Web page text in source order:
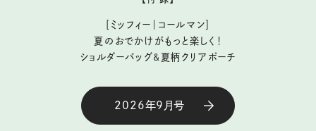
［ミッフィー｜コールマン］
夏のおでかけがもっと楽しく！
ショルダーバッグ&夏柄クリアポーチ
2026年9月号